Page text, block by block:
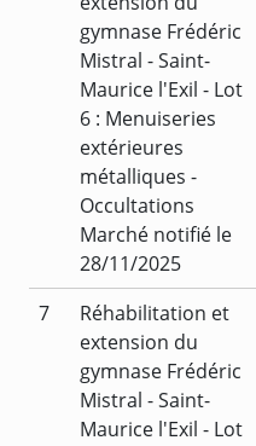
gymnase Frédéric
Mistral - Saint-
Maurice l'Exil - Lot
6 : Menuiseries
extérieures
métalliques -
Occultations
Marché notifié le
28/11/2025
7
Réhabilitation et
extension du
gymnase Frédéric
Mistral - Saint-
Maurice l'Exil - Lot